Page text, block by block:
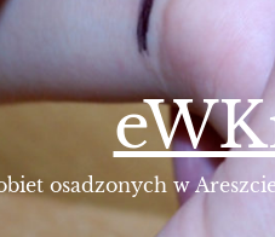
osadzonych w